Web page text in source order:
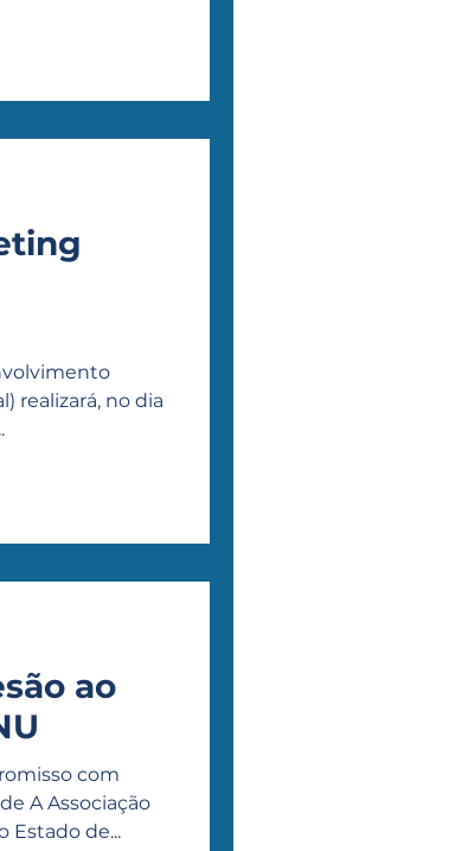
realizará, no dia
ao
com
A Associação
Estado de...